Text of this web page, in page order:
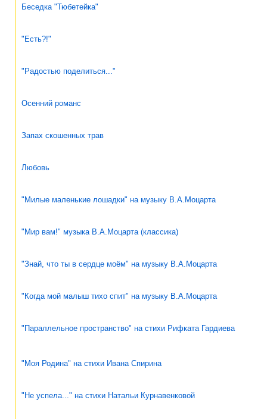
Беседка "Тюбетейка"
"Есть?!"
"Радостью поделиться..."
Осенний романс
Запах скошенных трав
Любовь
"Милые маленькие лошадки" на музыку В.А.Моцарта
"Мир вам!" музыка В.А.Моцарта (классика)
"Знай, что ты в сердце моём" на музыку В.А.Моцарта
"Когда мой малыш тихо спит" на музыку В.А.Моцарта
"Параллельное пространство" на стихи Рифката Гардиева
"Моя Родина" на стихи Ивана Спирина
"Не успела..." на стихи Натальи Курнавенковой